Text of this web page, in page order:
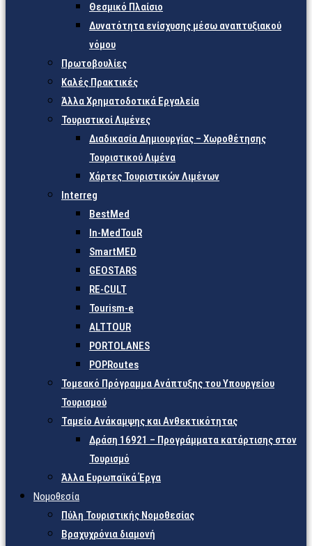
Θεσμικό Πλαίσιο
Δυνατότητα ενίσχυσης μέσω αναπτυξιακού
νόμου
Πρωτοβουλίες
Καλές Πρακτικές
Άλλα Χρηματοδοτικά Εργαλεία
Τουριστικοί Λιμένες
Διαδικασία Δημιουργίας – Χωροθέτησης
Τουριστικού Λιμένα
Χάρτες Τουριστικών Λιμένων
Interreg
BestMed
In-MedTouR
SmartMED
GEOSTARS
RE-CULT
Tourism-e
ALTTOUR
PORTOLANES
POPRoutes
Τομεακό Πρόγραμμα Ανάπτυξης του Υπουργείου
Τουρισμού
Ταμείο Ανάκαμψης και Ανθεκτικότητας
Δράση 16921 – Προγράμματα κατάρτισης στον
Τουρισμό
Άλλα Ευρωπαϊκά Έργα
Νομοθεσία
Πύλη Τουριστικής Νομοθεσίας
Βραχυχρόνια διαμονή